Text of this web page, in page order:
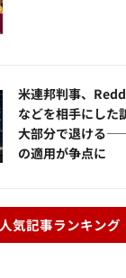
米連邦判事、
などを相手にした
大部分で退ける
の適用が争点に
人気記事ランキング